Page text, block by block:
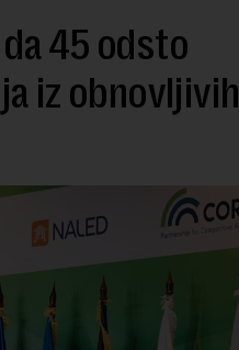
45 odsto
iz obnovljivih